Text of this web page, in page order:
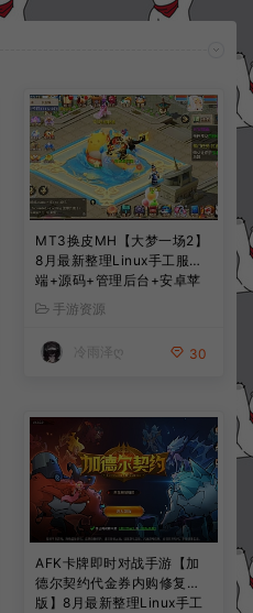
MT3换皮MH【大梦一场2】
8月最新整理Linux手工服务
端+源码+管理后台+安卓苹
果双端+详细搭建教程+视频
教程
手游资源
冷雨泽ღ 30
AFK卡牌即时对战手游【加
德尔契约代金券内购修复
版】8月最新整理Linux手工